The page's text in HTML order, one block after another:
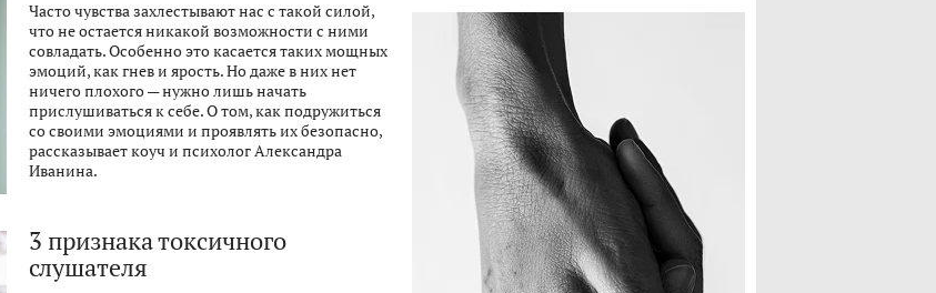
Часто чувства захлестывают нас с такой силой,
что не остается никакой возможности с ними
совладать. Особенно это касается таких мощных
эмоций, как гнев и ярость. Но даже в них нет
ничего плохого — нужно лишь начать
прислушиваться к себе. О том, как подружиться
со своими эмоциями и проявлять их безопасно,
рассказывает коуч и психолог Александра
Иванина.
3 признака токсичного
слушателя